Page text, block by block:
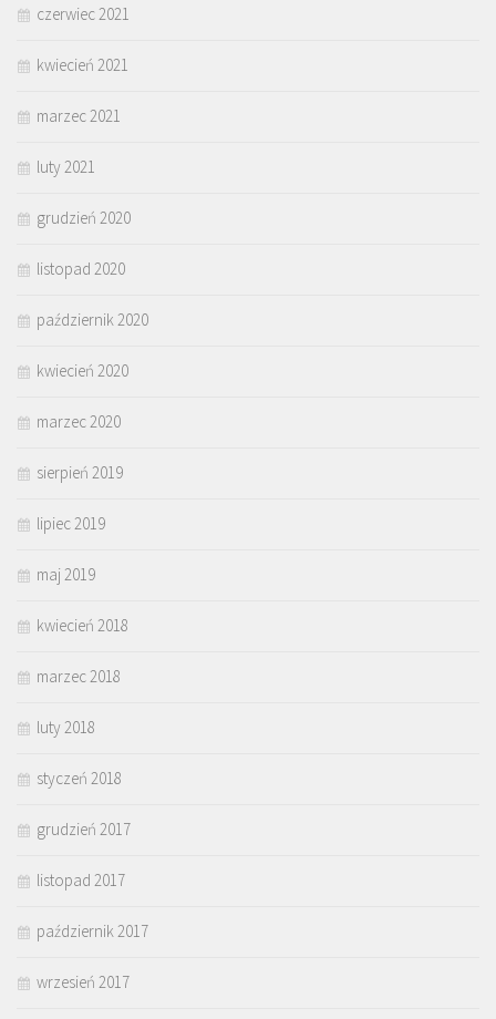
czerwiec 2021
kwiecień 2021
marzec 2021
luty 2021
grudzień 2020
listopad 2020
październik 2020
kwiecień 2020
marzec 2020
sierpień 2019
lipiec 2019
maj 2019
kwiecień 2018
marzec 2018
luty 2018
styczeń 2018
grudzień 2017
listopad 2017
październik 2017
wrzesień 2017